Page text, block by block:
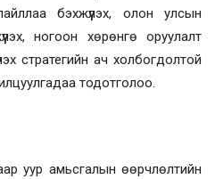
бэхжүүлэх, олон улсын
ногоон хөрөнгө оруулалт
стратегийн ач холбогдолтой
тодотголоо.
уур амьсгалын өөрчлөлтийн